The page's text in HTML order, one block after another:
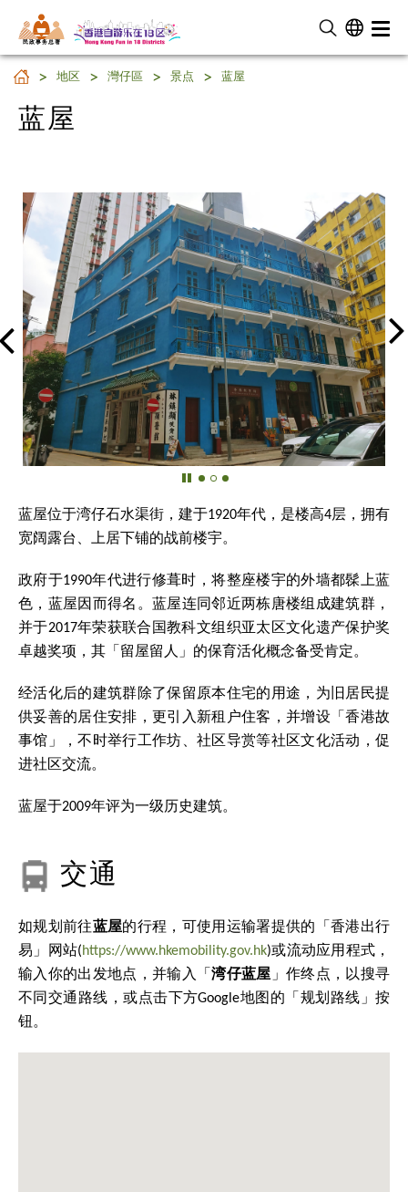
民 政 事 务 总 署
蓝屋
地区 灣仔區 景点 蓝屋
蓝屋
蓝屋位于湾仔石水渠街，建于1920年代，是楼高4层，拥有
宽阔露台、上居下铺的战前楼宇。
政府于1990年代进行修葺时，将整座楼宇的外墙都髹上蓝
色，蓝屋因而得名。蓝屋连同邻近两栋唐楼组成建筑群，
并于2017年荣获联合国教科文组织亚太区文化遗产保护奖
卓越奖项，其「留屋留人」的保育活化概念备受肯定。
经活化后的建筑群除了保留原本住宅的用途，为旧居民提
供妥善的居住安排，更引入新租户住客，并增设「香港故
事馆」，不时举行工作坊、社区导赏等社区文化活动，促
进社区交流。
蓝屋于2009年评为一级历史建筑。
交通
如规划前往蓝屋的行程，可使用运输署提供的「香港出行
易」网站(https://www.hkemobility.gov.hk)或流动应用程式，
输入你的出发地点，并输入「湾仔蓝屋 」作终点，以搜寻
不同交通路线，或点击下方Google地图的「规划路线」按
钮。